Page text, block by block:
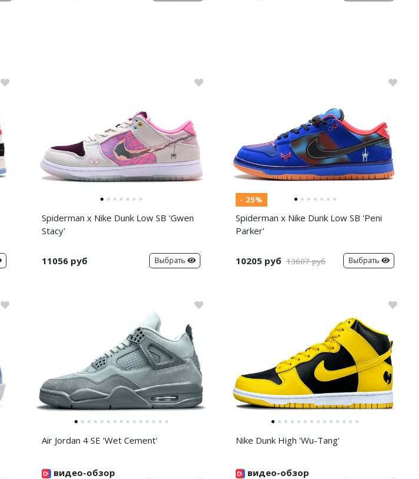
Spiderman x Nike Dunk Low SB 'Gwen
Stacy'
11056 руб Выбрать
- 25%
Spiderman x Nike Dunk Low SB 'Peni
Parker'
10205 руб 13607 руб Выбрать
Air Jordan 4 SE 'Wet Cement'
видео-обзор
Nike Dunk High 'Wu-Tang'
видео-обзор